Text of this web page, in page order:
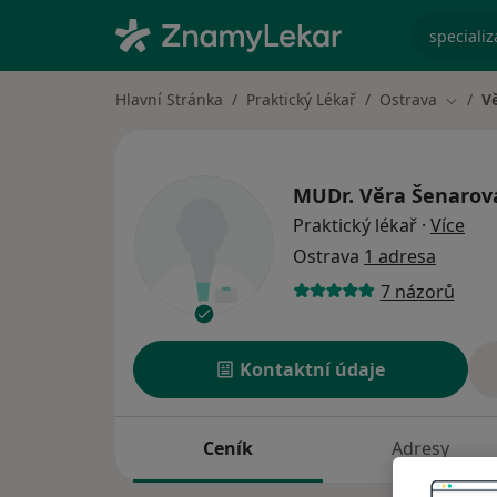
Hlavní Stránka Praktický Lékař Ostrava
MUDr. Věra
Praktický lékař · Více
Ostrava 1 adresa
7 názorů
Kontaktní údaje
Ceník Adresy